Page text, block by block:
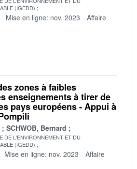
(IGEDD)
Mise en ligne: nov. 2023
Affaire
zones à faibles
enseignements à tirer de
pays européens - Appui à
SCHWOB, Bernard
DE L'ENVIRONNEMENT ET DU
(IGEDD)
Mise en ligne: nov. 2023
Affaire